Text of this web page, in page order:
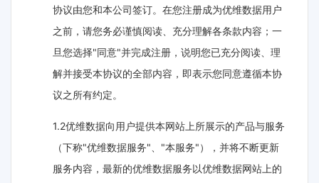
协议由您和本公司签订。在您注册成为优维数据用户
之前，请您务必谨慎阅读、充分理解各条款内容；一
旦您选择"同意"并完成注册，说明您已充分阅读、理
解并接受本协议的全部内容，即表示您同意遵循本协
议之所有约定。
1.2优维数据向用户提供本网站上所展示的产品与服务
（下称"优维数据服务"、"本服务"），并将不断更新
服务内容，最新的优维数据服务以优维数据网站上的